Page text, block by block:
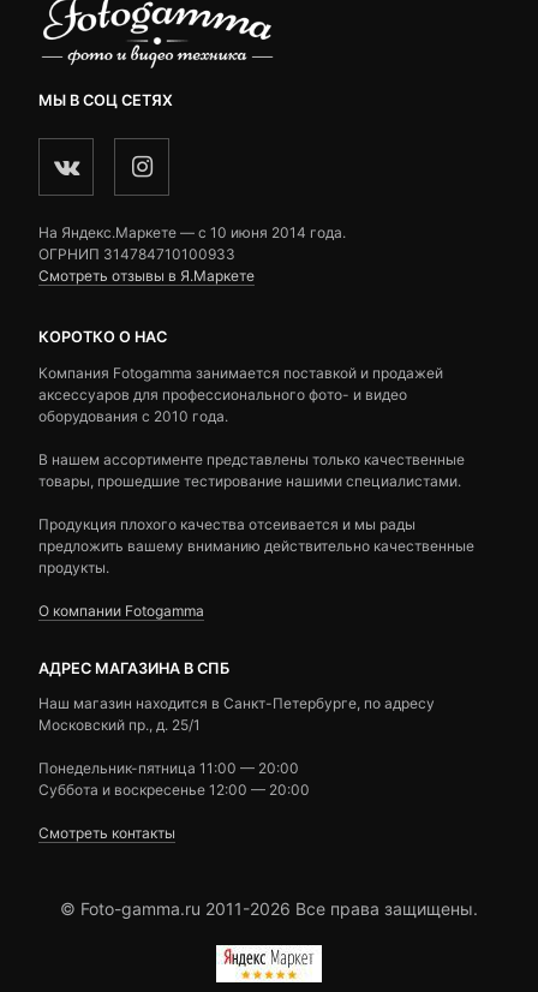
МЫ В СОЦ СЕТЯХ
На Яндекс.Маркете — c 10 июня 2014 года.
ОГРНИП 314784710100933
Смотреть отзывы в Я.Маркете
КОРОТКО О НАС
Компания Fotogamma занимается поставкой и продажей
аксессуаров для профессионального фото- и видео
оборудования с 2010 года.
В нашем ассортименте представлены только качественные
товары, прошедшие тестирование нашими специалистами.
Продукция плохого качества отсеивается и мы рады
предложить вашему вниманию действительно качественные
продукты.
О компании Fotogamma
АДРЕС МАГАЗИНА В СПБ
Наш магазин находится в Санкт-Петербурге, по адресу
Московский пр., д. 25/1
Понедельник-пятница 11:00 — 20:00
Суббота и воскресенье 12:00 — 20:00
Смотреть контакты
© Foto-gamma.ru 2011-2026 Все права защищены.